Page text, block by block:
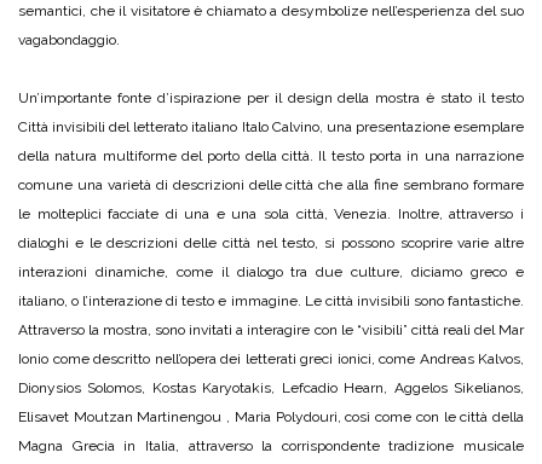
semantici, che il visitatore è chiamato a desymbolize nell’esperienza del suo
vagabondaggio.
Un’importante fonte d’ispirazione per il design della mostra è stato il testo
Città invisibili del letterato italiano Italo Calvino, una presentazione esemplare
della natura multiforme del porto della città. Il testo porta in una narrazione
comune una varietà di descrizioni delle città che alla fine sembrano formare
le molteplici facciate di una e una sola città, Venezia. Inoltre, attraverso i
dialoghi e le descrizioni delle città nel testo, si possono scoprire varie altre
interazioni dinamiche, come il dialogo tra due culture, diciamo greco e
italiano, o l’interazione di testo e immagine. Le città invisibili sono fantastiche.
Attraverso la mostra, sono invitati a interagire con le “visibili” città reali del Mar
Ionio come descritto nell’opera dei letterati greci ionici, come Andreas Kalvos,
Dionysios Solomos, Kostas Karyotakis, Lefcadio Hearn, Aggelos Sikelianos,
Elisavet Moutzan Martinengou , Maria Polydouri, così come con le città della
Magna Grecia in Italia, attraverso la corrispondente tradizione musicale